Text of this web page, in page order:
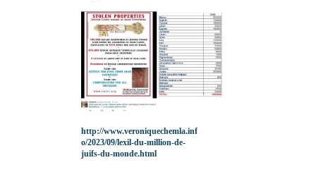
http://www.veroniquechemla.inf
o/2023/09/lexil-du-million-de-
juifs-du-monde.html